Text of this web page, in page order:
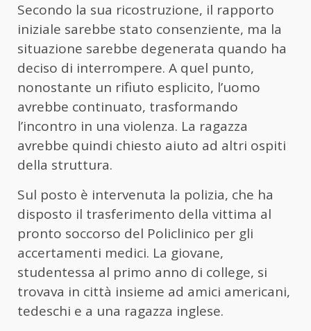
Secondo la sua ricostruzione, il rapporto
iniziale sarebbe stato consenziente, ma la
situazione sarebbe degenerata quando ha
deciso di interrompere. A quel punto,
nonostante un rifiuto esplicito, l’uomo
avrebbe continuato, trasformando
l’incontro in una violenza. La ragazza
avrebbe quindi chiesto aiuto ad altri ospiti
della struttura.
Sul posto è intervenuta la polizia, che ha
disposto il trasferimento della vittima al
pronto soccorso del Policlinico per gli
accertamenti medici. La giovane,
studentessa al primo anno di college, si
trovava in città insieme ad amici americani,
tedeschi e a una ragazza inglese.